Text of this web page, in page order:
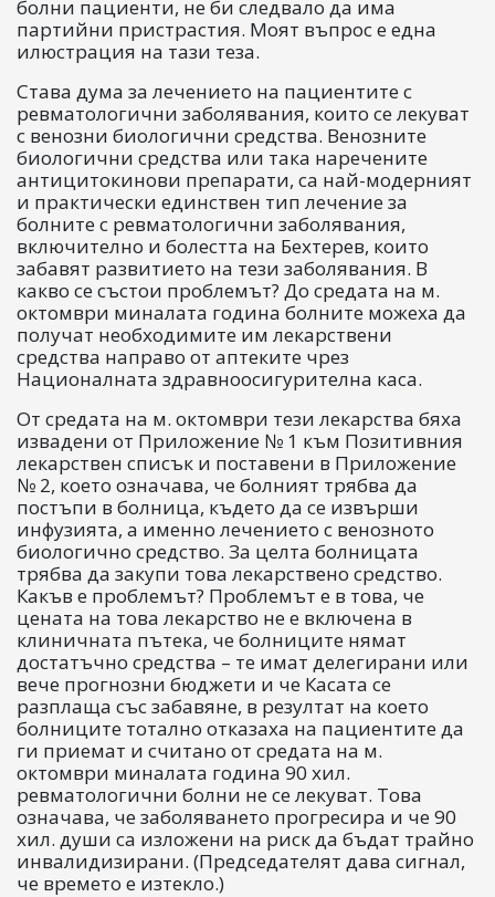
болни пациенти, не би следвало да има
партийни пристрастия. Моят въпрос е една
илюстрация на тази теза.
Става дума за лечението на пациентите с
ревматологични заболявания, които се лекуват
с венозни биологични средства. Венозните
биологични средства или така наречените
антицитокинови препарати, са най-модерният
и практически единствен тип лечение за
болните с ревматологични заболявания,
включително и болестта на Бехтерев, които
забавят развитието на тези заболявания. В
какво се състои проблемът? До средата на м.
октомври миналата година болните можеха да
получат необходимите им лекарствени
средства направо от аптеките чрез
Националната здравноосигурителна каса.
От средата на м. октомври тези лекарства бяха
извадени от Приложение № 1 към Позитивния
лекарствен списък и поставени в Приложение
№ 2, което означава, че болният трябва да
постъпи в болница, където да се извърши
инфузията, а именно лечението с венозното
биологично средство. За целта болницата
трябва да закупи това лекарствено средство.
Какъв е проблемът? Проблемът е в това, че
цената на това лекарство не е включена в
клиничната пътека, че болниците нямат
достатъчно средства – те имат делегирани или
вече прогнозни бюджети и че Касата се
разплаща със забавяне, в резултат на което
болниците тотално отказаха на пациентите да
ги приемат и считано от средата на м.
октомври миналата година 90 хил.
ревматологични болни не се лекуват. Това
означава, че заболяването прогресира и че 90
хил. души са изложени на риск да бъдат трайно
инвалидизирани. (Председателят дава сигнал,
че времето е изтекло.)